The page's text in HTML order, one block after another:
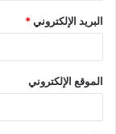
البريد الإلكتروني*
الموقع الإلكتروني